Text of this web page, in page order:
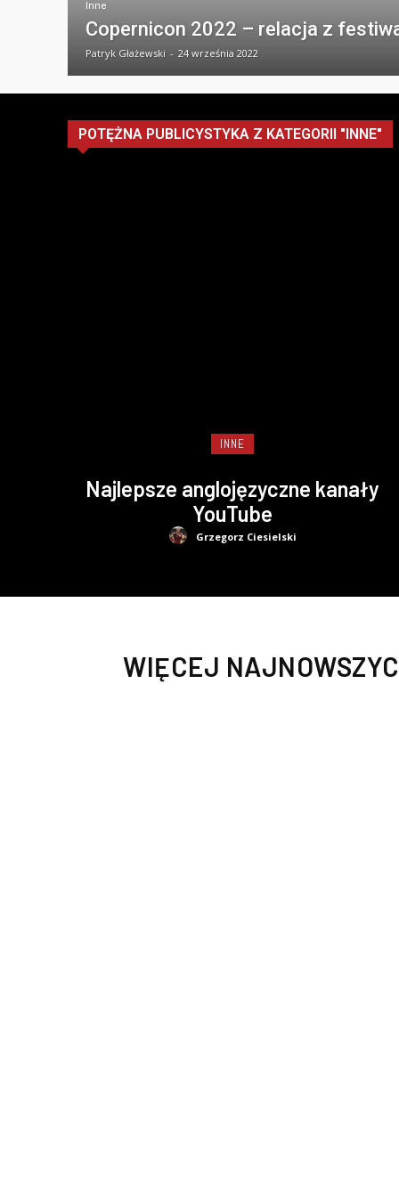
Inne
Copernicon 2022 – relacja z
Patryk Głażewski - 24 września 2022
POTĘŻNA PUBLICYSTYKA Z KATEGORII "INNE"
INNE
Najlepsze anglojęzyczne kanały
YouTube
Grzegorz Ciesielski
WIĘCEJ